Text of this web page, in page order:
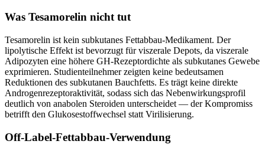
Was Tesamorelin nicht tut
Tesamorelin ist kein subkutanes Fettabbau-Medikament. Der
lipolytische Effekt ist bevorzugt für viszerale Depots, da viszerale
Adipozyten eine höhere GH-Rezeptordichte als subkutanes Gewebe
exprimieren. Studienteilnehmer zeigten keine bedeutsamen
Reduktionen des subkutanen Bauchfetts. Es trägt keine direkte
Androgenrezeptoraktivität, sodass sich das Nebenwirkungsprofil
deutlich von anabolen Steroiden unterscheidet — der Kompromiss
betrifft den Glukosestoffwechsel statt Virilisierung.
Off-Label-Fettabbau-Verwendung